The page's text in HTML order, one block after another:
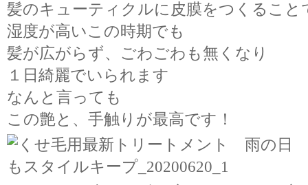
髪のキューティクルに皮膜をつくること
湿度が高いこの時期でも
髪が広がらず、ごわごわも無くなり
１日綺麗でいられます
なんと言っても
この艶と、手触りが最高です！